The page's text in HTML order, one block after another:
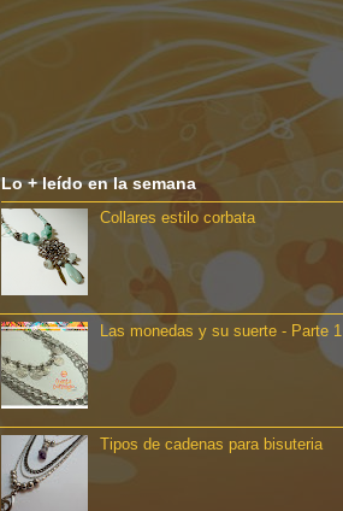
Lo + leído en la semana
Collares estilo corbata
Las monedas y su suerte - Parte 1
Tipos de cadenas para bisuteria